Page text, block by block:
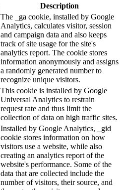
Description
The _ga cookie, installed by Google
Analytics, calculates visitor, session
and campaign data and also keeps
track of site usage for the site's
analytics report. The cookie stores
information anonymously and assigns
a randomly generated number to
recognize unique visitors.
This cookie is installed by Google
Universal Analytics to restrain
request rate and thus limit the
collection of data on high traffic sites.
Installed by Google Analytics, _gid
cookie stores information on how
visitors use a website, while also
creating an analytics report of the
website's performance. Some of the
data that are collected include the
number of visitors, their source, and